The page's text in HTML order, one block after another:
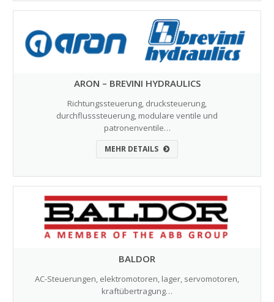
ARON – BREVINI HYDRAULICS
Richtungssteuerung, drucksteuerung,
durchflusssteuerung, modulare ventile und
patronenventile…
MEHR DETAILS
BALDOR
AC-Steuerungen, elektromotoren, lager, servomotoren,
kraftübertragung…